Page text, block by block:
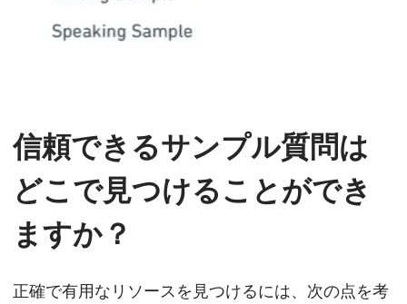
信頼できるサンプル質問は
どこで見つけることができ
ますか？
正確で有用なリソースを見つけるには、次の点を考